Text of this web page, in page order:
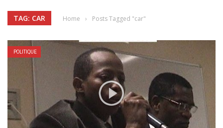
TAG: CAR Home › Posts Tagged "car"
POLITIQUE